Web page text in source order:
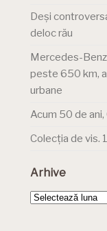
Deși
deloc rău
Mercedes-
peste 650 km,
urbane
Acum 50 de ani,
Colecția de vis.
Arhive
Arhive